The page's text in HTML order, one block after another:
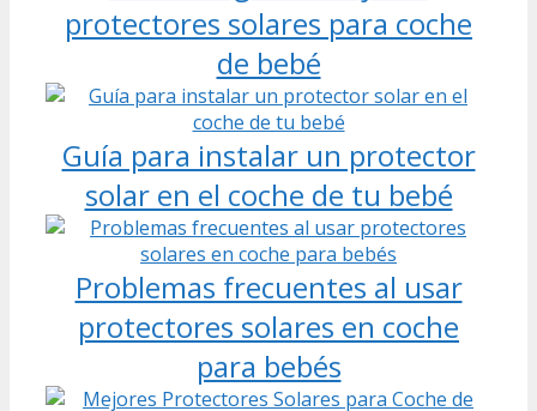
protectores solares para coche
de bebé
Guía para instalar un protector
solar en el coche de tu bebé
Problemas frecuentes al usar
protectores solares en coche
para bebés